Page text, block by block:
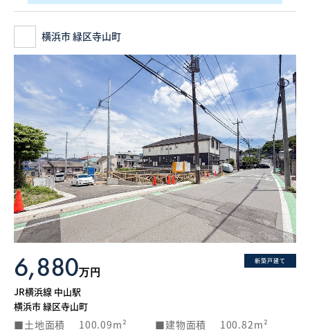
横浜市 緑区寺山町
新築戸建て
6,880万円
JR横浜線 中山駅
横浜市 緑区寺山町
土地面積 100.09m² 建物面積
100.82m²